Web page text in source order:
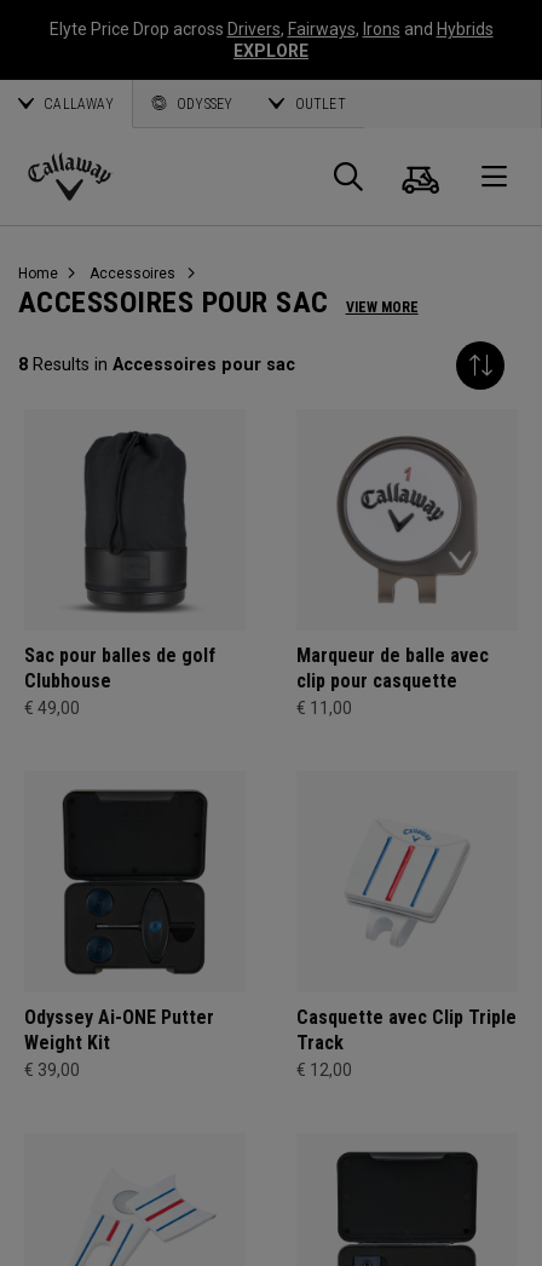
Elyte Price Drop across Drivers, Fairways, Irons and Hybrids
EXPLORE
CALLAWAY ODYSSEY OUTLET
Callaway
Panier
Home Accessoires
ACCESSOIRES POUR SAC VIEW MORE
8 Results in Accessoires pour sac
Sac pour balles de golf
Clubhouse
€ 49,00
Marqueur de balle avec
clip pour casquette
€ 11,00
Odyssey Ai-ONE Putter
Weight Kit
€ 39,00
Casquette avec Clip Triple
Track
€ 12,00